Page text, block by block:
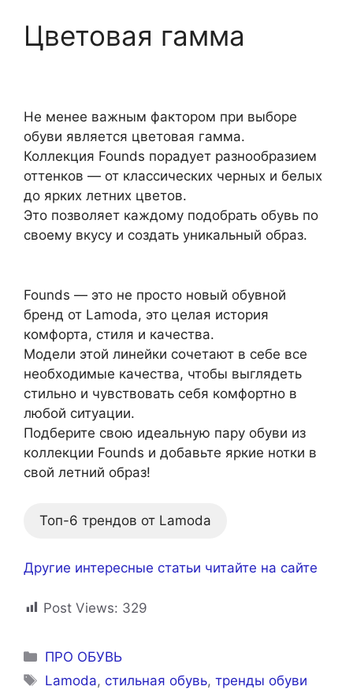
Цветовая гамма
Не менее важным фактором при выборе
обуви является цветовая гамма.
Коллекция Founds порадует разнообразием
оттенков — от классических черных и белых
до ярких летних цветов.
Это позволяет каждому подобрать обувь по
своему вкусу и создать уникальный образ.
Founds — это не просто новый обувной
бренд от Lamoda, это целая история
комфорта, стиля и качества.
Модели этой линейки сочетают в себе все
необходимые качества, чтобы выглядеть
стильно и чувствовать себя комфортно в
любой ситуации.
Подберите свою идеальную пару обуви из
коллекции Founds и добавьте яркие нотки в
свой летний образ!
Топ-6 трендов от Lamoda
Другие интересные статьи читайте на сайте
Post Views: 329
Рубрики
ПРО ОБУВЬ
Метки
Lamoda, стильная обувь,тренды обуви